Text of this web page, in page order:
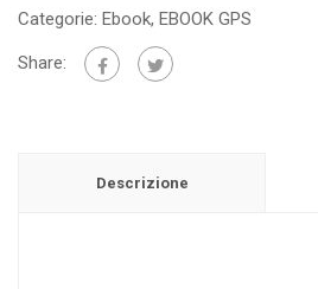
GUIDA
COMPLETA
quantità
Categorie: Ebook, EBOOK GPS
Share:
Descrizione